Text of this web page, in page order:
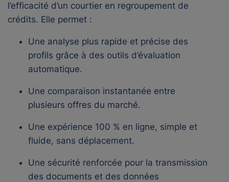
l’efficacité d’un courtier en regroupement de
crédits. Elle permet :
Une analyse plus rapide et précise des
profils grâce à des outils d’évaluation
automatique.
Une comparaison instantanée entre
plusieurs offres du marché.
Une expérience 100 % en ligne, simple et
fluide, sans déplacement.
Une sécurité renforcée pour la transmission
des documents et des données